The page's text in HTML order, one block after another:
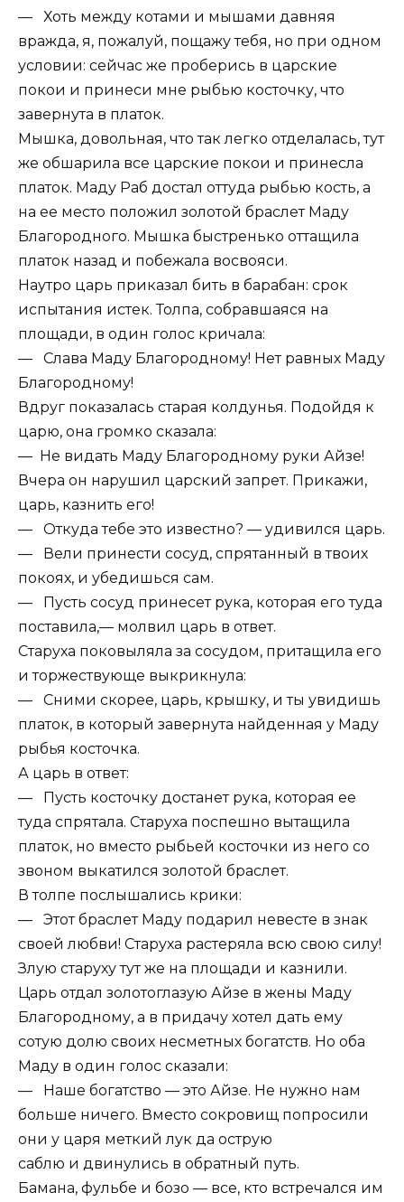
— Хоть между котами и мышами давняя
вражда, я, пожалуй, пощажу тебя, но при одном
условии: сейчас же проберись в царские
покои и принеси мне рыбью косточку, что
завернута в платок.
Мышка, довольная, что так легко отделалась, тут
же обшарила все царские покои и принесла
платок. Маду Раб достал оттуда рыбью кость, а
на ее место положил золотой браслет Маду
Благородного. Мышка быстренько оттащила
платок назад и побежала восвояси.
Наутро царь приказал бить в барабан: срок
испытания истек. Толпа, собравшаяся на
площади, в один голос кричала:
— Слава Маду Благородному! Нет равных Маду
Благородному!
Вдруг показалась старая колдунья. Подойдя к
царю, она громко сказала:
— Не видать Маду Благородному руки Айзе!
Вчера он нарушил царский запрет. Прикажи,
царь, казнить его!
— Откуда тебе это известно? — удивился царь.
— Вели принести сосуд, спрятанный в твоих
покоях, и убедишься сам.
— Пусть сосуд принесет рука, которая его туда
поставила,— молвил царь в ответ.
Старуха поковыляла за сосудом, притащила его
и торжествующе выкрикнула:
— Сними скорее, царь, крышку, и ты увидишь
платок, в который завернута найденная у Маду
рыбья косточка.
А царь в ответ:
— Пусть косточку достанет рука, которая ее
туда спрятала. Старуха поспешно вытащила
платок, но вместо рыбьей косточки из него со
звоном выкатился золотой браслет.
В толпе послышались крики:
— Этот браслет Маду подарил невесте в знак
своей любви! Старуха растеряла всю свою силу!
Злую старуху тут же на площади и казнили.
Царь отдал золотоглазую Айзе в жены Маду
Благородному, а в придачу хотел дать ему
сотую долю своих несметных богатств. Но оба
Маду в один голос сказали:
— Наше богатство — это Айзе. Не нужно нам
больше ничего. Вместо сокровищ попросили
они у царя меткий лук да острую
саблю и двинулись в обратный путь.
Бамана, фульбе и бозо — все, кто встречался им